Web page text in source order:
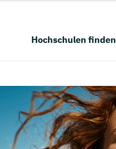
Hochschulen finden